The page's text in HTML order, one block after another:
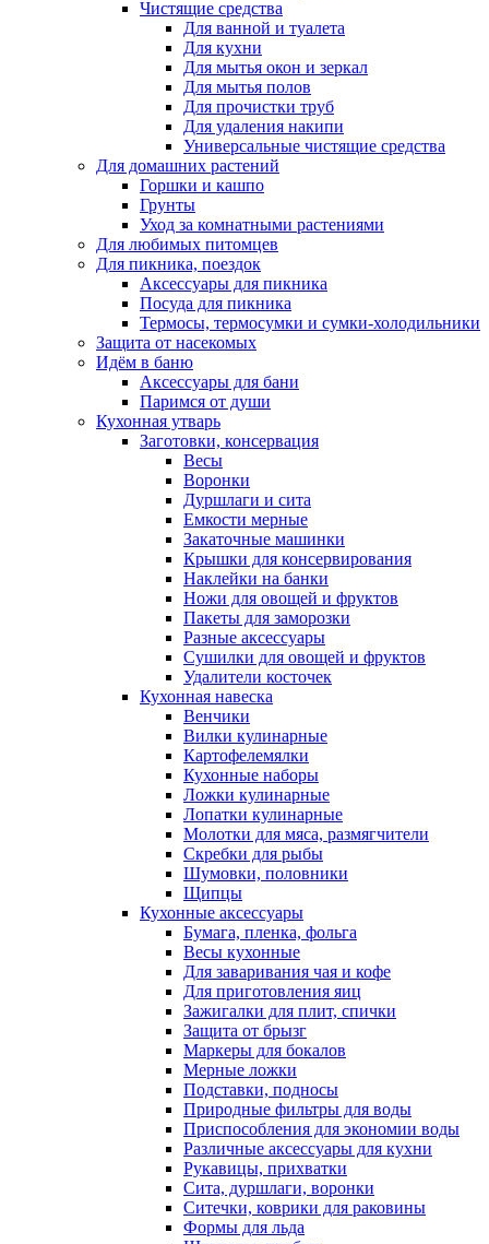
Чистящие средства
Для ванной и туалета
Для кухни
Для мытья окон и зеркал
Для мытья полов
Для прочистки труб
Для удаления накипи
Универсальные чистящие средства
Для домашних растений
Горшки и кашпо
Грунты
Уход за комнатными растениями
Для любимых питомцев
Для пикника, поездок
Аксессуары для пикника
Посуда для пикника
Термосы, термосумки и сумки-холодильники
Защита от насекомых
Идём в баню
Аксессуары для бани
Паримся от души
Кухонная утварь
Заготовки, консервация
Весы
Воронки
Дуршлаги и сита
Емкости мерные
Закаточные машинки
Крышки для консервирования
Наклейки на банки
Ножи для овощей и фруктов
Пакеты для заморозки
Разные аксессуары
Сушилки для овощей и фруктов
Удалители косточек
Кухонная навеска
Венчики
Вилки кулинарные
Картофелемялки
Кухонные наборы
Ложки кулинарные
Лопатки кулинарные
Молотки для мяса, размягчители
Скребки для рыбы
Шумовки, половники
Щипцы
Кухонные аксессуары
Бумага, пленка, фольга
Весы кухонные
Для заваривания чая и кофе
Для приготовления яиц
Зажигалки для плит, спички
Защита от брызг
Маркеры для бокалов
Мерные ложки
Подставки, подносы
Природные фильтры для воды
Приспособления для экономии воды
Различные аксессуары для кухни
Рукавицы, прихватки
Сита, дуршлаги, воронки
Ситечки, коврики для раковины
Формы для льда